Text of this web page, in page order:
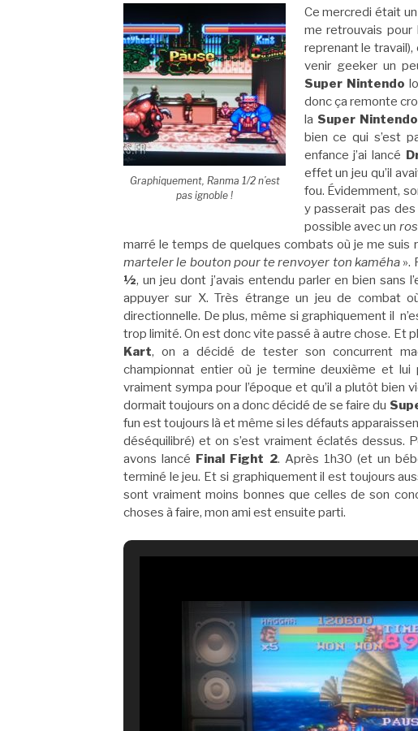
Graphiquement, Ranma 1/2 n’est
pas ignoble !
Ce mercredi était
me retrouvais pour
reprenant le travail),
venir geeker un
Super Nintendo
donc ça remonte
la Super
bien ce qui s’est
enfance j’ai lancé
effet un jeu qu’il
fou. Évidemment,
y passerait pas
possible avec un
marré le temps de quelques combats où je me suis
marteler le bouton pour te renvoyer ton kaméha ».
½, un jeu dont j’avais entendu parler en bien sans
appuyer sur X. Très étrange un jeu de combat
directionnelle. De plus, même si graphiquement il
trop limité. On est donc vite passé à autre chose. Et
Kart, on a décidé de tester son concurrent
championnat entier où je termine deuxième et
vraiment sympa pour l’époque et qu’il a plutôt bien
dormait toujours on a donc décidé de se faire du
fun est toujours là et même si les défauts
déséquilibré) et on s’est vraiment éclatés dessus.
avons lancé Final Fight 2. Après 1h30 (et un
terminé le jeu. Et si graphiquement il est toujours
sont vraiment moins bonnes que celles de son
choses à faire, mon ami est ensuite parti.